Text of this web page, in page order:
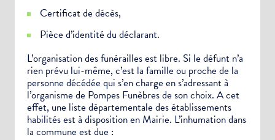
Certificat de décès,
Pièce d’identité du déclarant.
L’organisation des funérailles est libre. Si le défunt n’a
rien prévu lui-même, c’est la famille ou proche de la
personne décédée qui s’en charge en s’adressant à
l’organisme de Pompes Funèbres de son choix. A cet
effet, une liste départementale des établissements
habilités est à disposition en Mairie. L’inhumation dans
la commune est due :
Choisissez votre abonnement :
Alertes Mail
Newsletter Culture
Newsletter Sport et Vie associative